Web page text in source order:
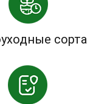
сорта